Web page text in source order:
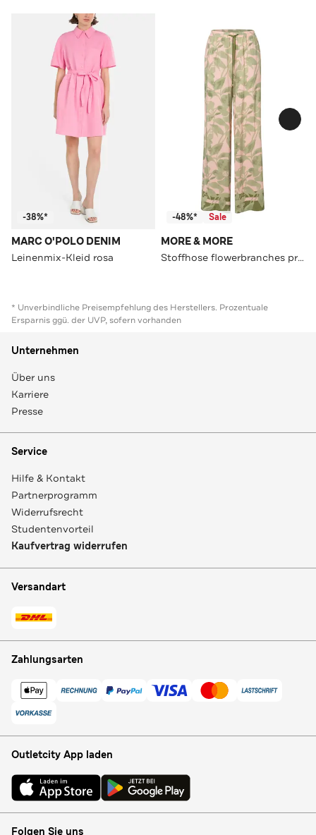
-38%*
MARC O'POLO DENIM
Leinenmix-Kleid rosa
-48%* Sale
MORE & MORE
Stoffhose flowerbranches print with bordure Culotte
* Unverbindliche Preisempfehlung des Herstellers. Prozentuale
Ersparnis ggü. der UVP, sofern vorhanden
Unternehmen
Über uns
Karriere
Presse
Service
Hilfe & Kontakt
Partnerprogramm
Widerrufsrecht
Studentenvorteil
Kaufvertrag widerrufen
Versandart
Zahlungsarten
Outletcity App laden
Folgen Sie uns